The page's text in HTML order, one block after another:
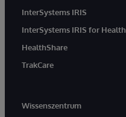
InterSystems IRIS
InterSystems IRIS for Health
HealthShare
TrakCare
Wissenszentrum